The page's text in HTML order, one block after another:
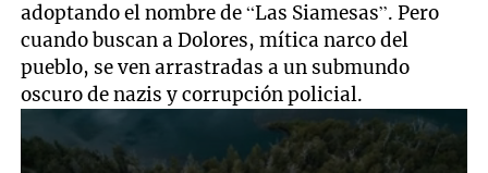
adoptando el nombre de “Las Siamesas”. Pero
cuando buscan a Dolores, mítica narco del
pueblo, se ven arrastradas a un submundo
oscuro de nazis y corrupción policial.